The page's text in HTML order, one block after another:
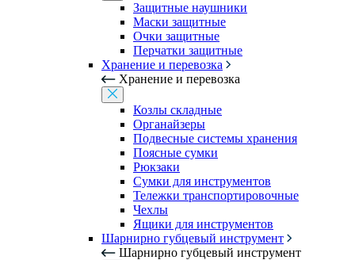
Защитные наушники
Маски защитные
Очки защитные
Перчатки защитные
Хранение и перевозка
Хранение и перевозка
Козлы складные
Органайзеры
Подвесные системы хранения
Поясные сумки
Рюкзаки
Сумки для инструментов
Тележки транспортировочные
Чехлы
Ящики для инструментов
Шарнирно губцевый инструмент
Шарнирно губцевый инструмент